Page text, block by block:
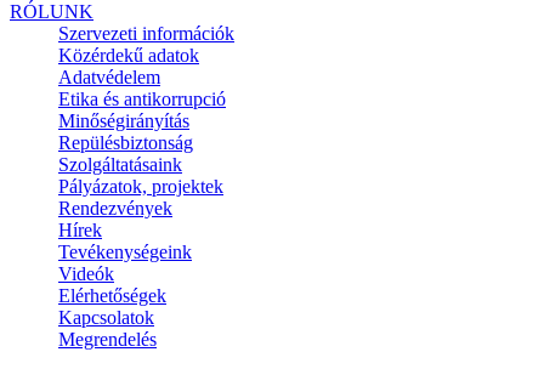
RÓLUNK
Szervezeti információk
Közérdekű adatok
Adatvédelem
Etika és antikorrupció
Minőségirányítás
Repülésbiztonság
Szolgáltatásaink
Pályázatok, projektek
Rendezvények
Hírek
Tevékenységeink
Videók
Elérhetőségek
Kapcsolatok
Megrendelés